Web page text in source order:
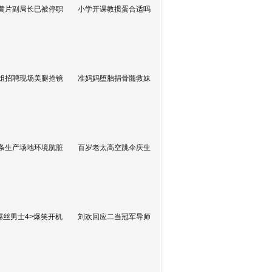
片副局长已被停职 小学开课教掼蛋合适吗
招聘现场美腿抢镜 准妈妈堕胎捐骨髓救妹
生产场地环境肮脏 百岁老太高空跳伞庆生
丝男士4>爆笑开机 刘欢回应二当冠军导师